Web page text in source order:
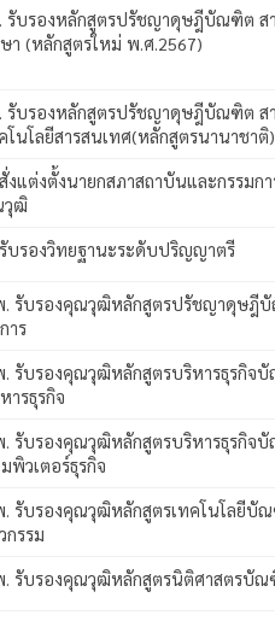
รับรองหลักสูตรปรัชญาดุษฎีบัณฑิต สา
า (หลักสูตรใหม่ พ.ศ.2567)
รับรองหลักสูตรปรัชญาดุษฎีบัณฑิต สา
โนโลยีสารสนเทศ(หลักสูตรนานาชาติ)
งแต่งตั้งนายกสภาสถาบันและกรรมก
ฒิ
บรองวิทยฐานะระดับปริญญาตรี
. รับรองคุณวุฒิหลักสูตรปรัชญาดุษฎีบั
าร
. รับรองคุณวุฒิหลักสูตรบริหารธุรกิจบั
ารธุรกิจ
. รับรองคุณวุฒิหลักสูตรบริหารธุรกิจบั
พิวเตอร์ธุรกิจ
. รับรองคุณวุฒิหลักสูตรเทคโนโลยีบัณ
กรรม
. รับรองคุณวุฒิหลักสูตรนิติศาสตรบัณ